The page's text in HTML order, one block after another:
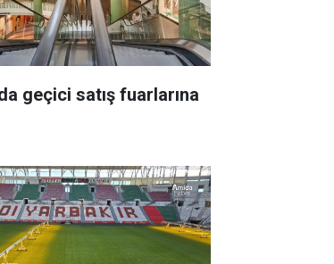
geçici satış fuarlarına